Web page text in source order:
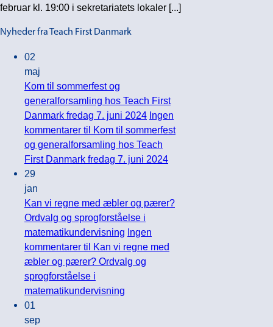
februar kl. 19:00 i sekretariatets lokaler [...]
Nyheder fra Teach First Danmark
02
maj
Kom til sommerfest og
generalforsamling hos Teach First
Danmark fredag 7. juni 2024 Ingen
kommentarer til Kom til sommerfest
og generalforsamling hos Teach
First Danmark fredag 7. juni 2024
29
jan
Kan vi regne med æbler og pærer?
Ordvalg og sprogforståelse i
matematikundervisning Ingen
kommentarer til Kan vi regne med
æbler og pærer? Ordvalg og
sprogforståelse i
matematikundervisning
01
sep